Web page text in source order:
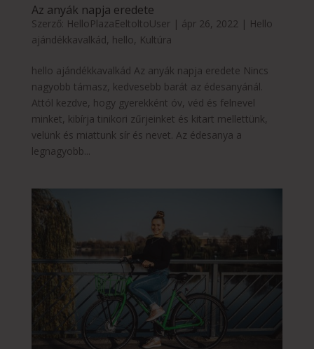
Az anyák napja eredete
Szerző: HelloPlazaEeltoltoUser| ápr 26, 2022 | Hello
ajándékkavalkád, hello, Kultúra
hello ajándékkavalkád Az anyák napja eredete Nincs
nagyobb támasz, kedvesebb barát az édesanyánál.
Attól kezdve, hogy gyerekként óv, véd és felnevel
minket, kibírja tinikori zűrjeinket és kitart mellettünk,
velünk és miattunk sír és nevet. Az édesanya a
legnagyobb...